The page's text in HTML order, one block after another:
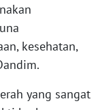
kesehatan,
yang sangat